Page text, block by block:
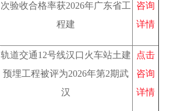
次验收合格率获2026年广东省工
程建
咨询
详情
轨道交通12号线汉口火车站土建
预埋工程被评为2026年第2期武
汉
点击
咨询
详情